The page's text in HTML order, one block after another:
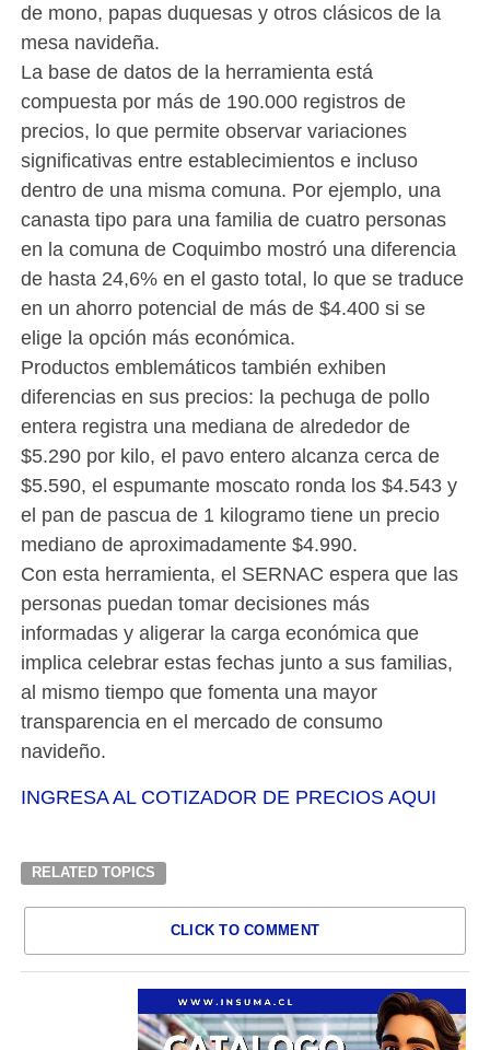
de mono, papas duquesas y otros clásicos de la
mesa navideña.
La base de datos de la herramienta está
compuesta por más de 190.000 registros de
precios, lo que permite observar variaciones
significativas entre establecimientos e incluso
dentro de una misma comuna. Por ejemplo, una
canasta tipo para una familia de cuatro personas
en la comuna de Coquimbo mostró una diferencia
de hasta 24,6% en el gasto total, lo que se traduce
en un ahorro potencial de más de $4.400 si se
elige la opción más económica.
Productos emblemáticos también exhiben
diferencias en sus precios: la pechuga de pollo
entera registra una mediana de alrededor de
$5.290 por kilo, el pavo entero alcanza cerca de
$5.590, el espumante moscato ronda los $4.543 y
el pan de pascua de 1 kilogramo tiene un precio
mediano de aproximadamente $4.990.
Con esta herramienta, el SERNAC espera que las
personas puedan tomar decisiones más
informadas y aligerar la carga económica que
implica celebrar estas fechas junto a sus familias,
al mismo tiempo que fomenta una mayor
transparencia en el mercado de consumo
navideño.
INGRESA AL COTIZADOR DE PRECIOS AQUI
RELATED TOPICS
CLICK TO COMMENT